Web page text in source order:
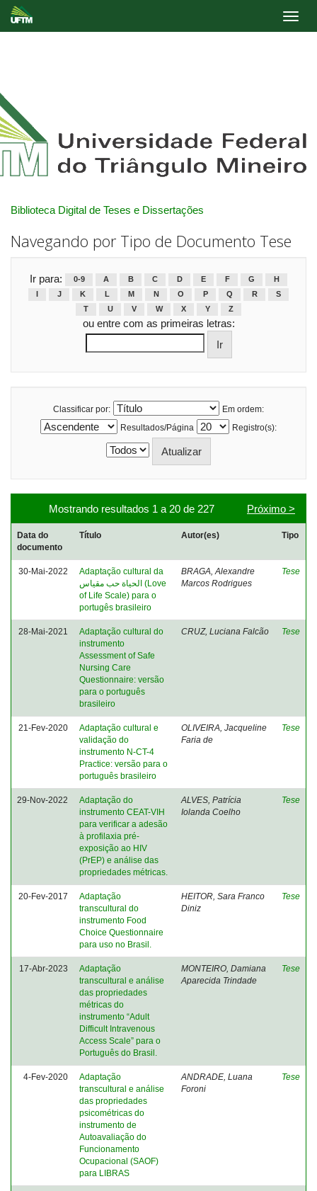
Biblioteca Digital de Teses e Dissertações
Navegando por Tipo de Documento Tese
Ir para: 0-9 A B C D E F G
H
J K L M N O P Q R
S
T
U V W X Y Z
ou entre com as primeiras letras:
Classificar por:
Em ordem:
Resultados/Página
Registro(s):
Mostrando resultados 1 a 20 de 227 Próximo >
Data do
documento
Título Autor(es) Tipo
30-Mai-2022
Adaptação cultural da
الحياة حب مقياس (Love
of Life Scale) para o
portugês brasileiro
BRAGA, Alexandre
Marcos Rodrigues
Tese
28-Mai-2021
Adaptação cultural do
instrumento
Assessment of Safe
Nursing Care
Questionnaire: versão
para o português
brasileiro
CRUZ, Luciana Falcão Tese
21-Fev-2020
Adaptação cultural e
validação do
instrumento N-CT-4
Practice: versão para o
português brasileiro
OLIVEIRA, Jacqueline
Faria de
Tese
29-Nov-2022
Adaptação do
instrumento CEAT-VIH
para verificar a adesão
à profilaxia pré-
exposição ao HIV
(PrEP) e análise das
propriedades métricas.
ALVES, Patrícia
Iolanda Coelho
Tese
20-Fev-2017
Adaptação
transcultural do
instrumento Food
Choice Questionnaire
para uso no Brasil.
HEITOR, Sara Franco
Diniz
Tese
17-Abr-2023
Adaptação
transcultural e análise
das propriedades
métricas do
instrumento “Adult
Difficult Intravenous
Access Scale” para o
Português do Brasil.
MONTEIRO, Damiana
Aparecida Trindade
Tese
4-Fev-2020
Adaptação
transcultural e análise
das propriedades
psicométricas do
instrumento de
Autoavaliação do
Funcionamento
Ocupacional (SAOF)
para LIBRAS
ANDRADE, Luana
Foroni
Tese